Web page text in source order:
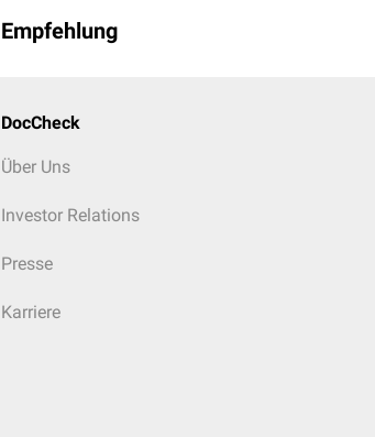
Empfehlung
DocCheck
Über Uns
Investor Relations
Presse
Karriere